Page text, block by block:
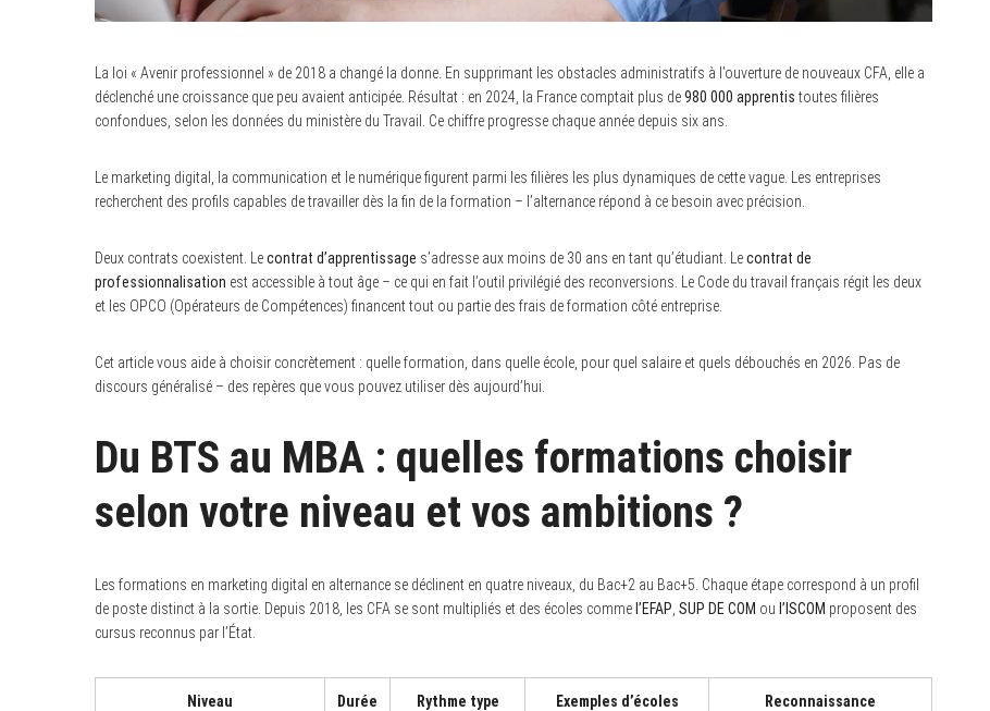
La loi « Avenir professionnel » de 2018 a changé la donne. En supprimant les obstacles administratifs à l’ouverture de nouveaux CFA, elle a
déclenché une croissance que peu avaient anticipée. Résultat : en 2024, la France comptait plus de980 000 apprentis toutes filières
confondues, selon les données du ministère du Travail. Ce chiffre progresse chaque année depuis six ans.
Le marketing digital, la communication et le numérique figurent parmi les filières les plus dynamiques de cette vague. Les entreprises
recherchent des profils capables de travailler dès la fin de la formation – l’alternance répond à ce besoin avec précision.
Deux contrats coexistent. Lecontrat d’apprentissage s’adresse aux moins de 30 ans en tant qu’étudiant. Lecontrat de
professionnalisation est accessible à tout âge – ce qui en fait l’outil privilégié des reconversions. Le Code du travail français régit les deux
et les OPCO (Opérateurs de Compétences) financent tout ou partie des frais de formation côté entreprise.
Cet article vous aide à choisir concrètement : quelle formation, dans quelle école, pour quel salaire et quels débouchés en 2026. Pas de
discours généralisé – des repères que vous pouvez utiliser dès aujourd’hui.
Du BTS au MBA : quelles formations choisir
selon votre niveau et vos ambitions ?
Les formations en marketing digital en alternance se déclinent en quatre niveaux, du Bac+2 au Bac+5. Chaque étape correspond à un profil
de poste distinct à la sortie. Depuis 2018, les CFA se sont multipliés et des écoles comme l’EFAP SUP DE COM ou l’ISCOM proposent des
cursus reconnus par l’État.
Niveau Durée Rythme type Exemples d’écoles Reconnaissance
a
r